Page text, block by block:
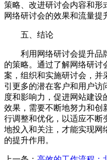
策略、改进研讨会内容和形
网络研讨会的效果和流量提
五、结论
利用网络研讨会提升品
的策略。通过了解网络研讨
案，组织和实施研讨会，并
引更多的潜在客户和用户访
度和影响力，促进网站建设
效果，需要不断地努力和创
行调整和优化，以适应不断
地投入和关注，才能实现网
的提升作用。